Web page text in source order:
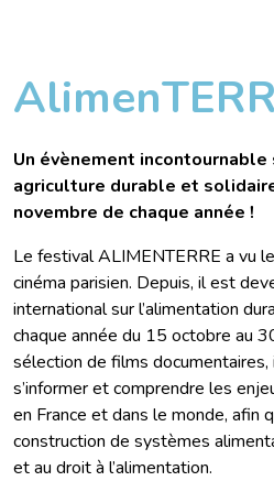
Un évènement
agriculture durable et
novembre de chaque année !
Le festival ALIMENTERRE a vu
cinéma parisien. Depuis, il est
international sur l’alimentation
chaque année du 15 octobre au
sélection de films
s’informer et comprendre les
en France et dans le monde, afin
construction de systèmes
et au droit à l’alimentation.